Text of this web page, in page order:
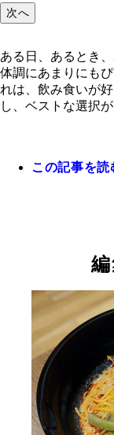
次へ
ある日、あるとき
体調にあまりにも
れは、飲み食いが
し、ベストな選択
この記事を読